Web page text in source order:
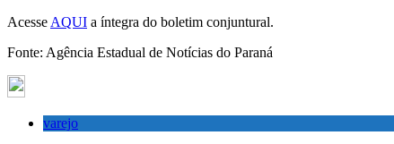
Acesse AQUI a íntegra do boletim conjuntural.
Fonte: Agência Estadual de Notícias do Paraná
varejo